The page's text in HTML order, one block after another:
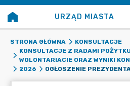
URZĄD MIASTA
STRONA GŁÓWNA
KONSULTACJE
KONSULTACJE Z RADAMI
WOLONTARIACIE ORAZ WYNIKI
2026